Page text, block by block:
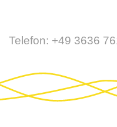
Direkt
Telefon: +49 3636